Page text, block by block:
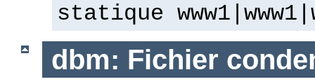
statique
dbm: Fichier